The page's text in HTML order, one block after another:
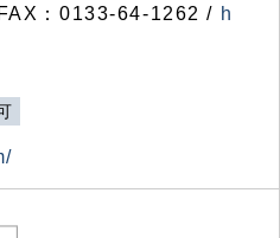
：0133-64-1262 / h